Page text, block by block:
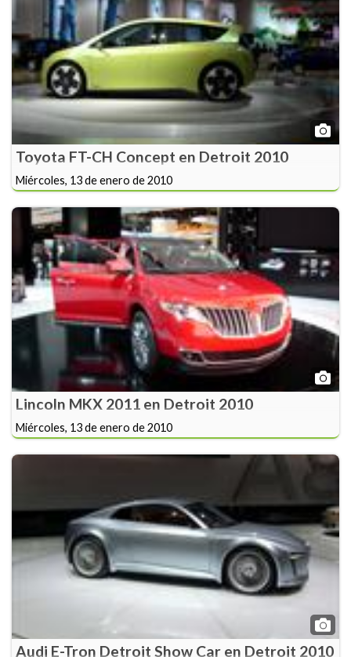
Toyota FT-CH Concept en Detroit 2010
Miércoles, 13 de enero de 2010
Lincoln MKX 2011 en Detroit 2010
Miércoles, 13 de enero de 2010
Audi E-Tron Detroit Show Car en Detroit 2010